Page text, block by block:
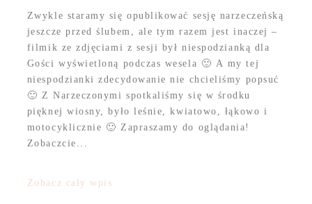
Zwykle staramy się opublikować sesję narzeczeńską
jeszcze przed ślubem, ale tym razem jest inaczej –
filmik ze zdjęciami z sesji był niespodzianką dla
Gości wyświetloną podczas wesela 🙂 A my tej
niespodzianki zdecydowanie nie chcieliśmy popsuć
🙂 Z Narzeczonymi spotkaliśmy się w środku
pięknej wiosny, było leśnie, kwiatowo, łąkowo i
motocyklicznie 🙂 Zapraszamy do oglądania!
Zobaczcie...
Zobacz cały wpis